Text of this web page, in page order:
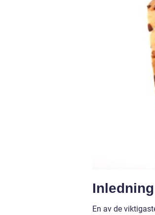
Inledning
En av de